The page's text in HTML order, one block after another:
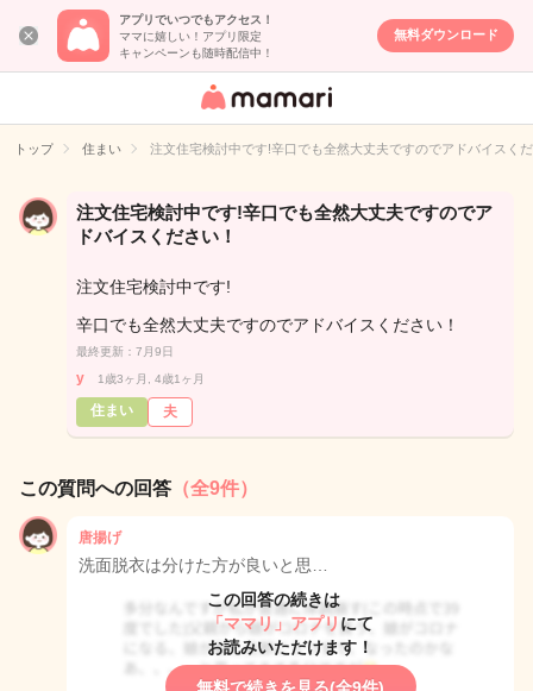
アプリでいつでもアクセス！
ママに嬉しい！アプリ限定
キャンペーンも随時配信中！
無料ダウンロード
女性専用匿名QA
イト
トップ 住まい 注文住宅検討中です!辛口でも全然大丈夫ですのでアドバイスく
注文住宅検討中です!辛口でも全然大丈夫ですのでア
ドバイスください！
注文住宅検討中です!
辛口でも全然大丈夫ですのでアドバイスください！
最終更新：7月9日
y 1歳3ヶ月, 4歳1ヶ月
住まい 夫
この質問への回答 （全9件）
唐揚げ
洗面脱衣は分けた方が良いと思…
この回答の続きは
「ママリ」アプリ にて
お読みいただけます！